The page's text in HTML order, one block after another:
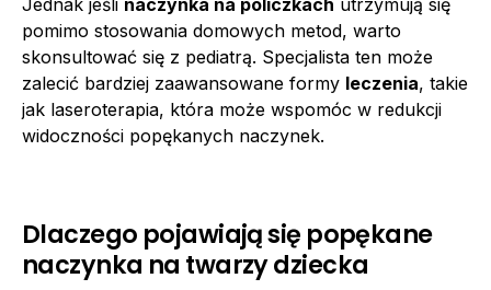
pomimo stosowania domowych metod, warto
skonsultować się z pediatrą. Specjalista ten może
zalecić bardziej zaawansowane formy leczenia, takie
jak laseroterapia, która może wspomóc w redukcji
widoczności popękanych naczynek.
Dlaczego pojawiają się popękane
naczynka na twarzy dziecka